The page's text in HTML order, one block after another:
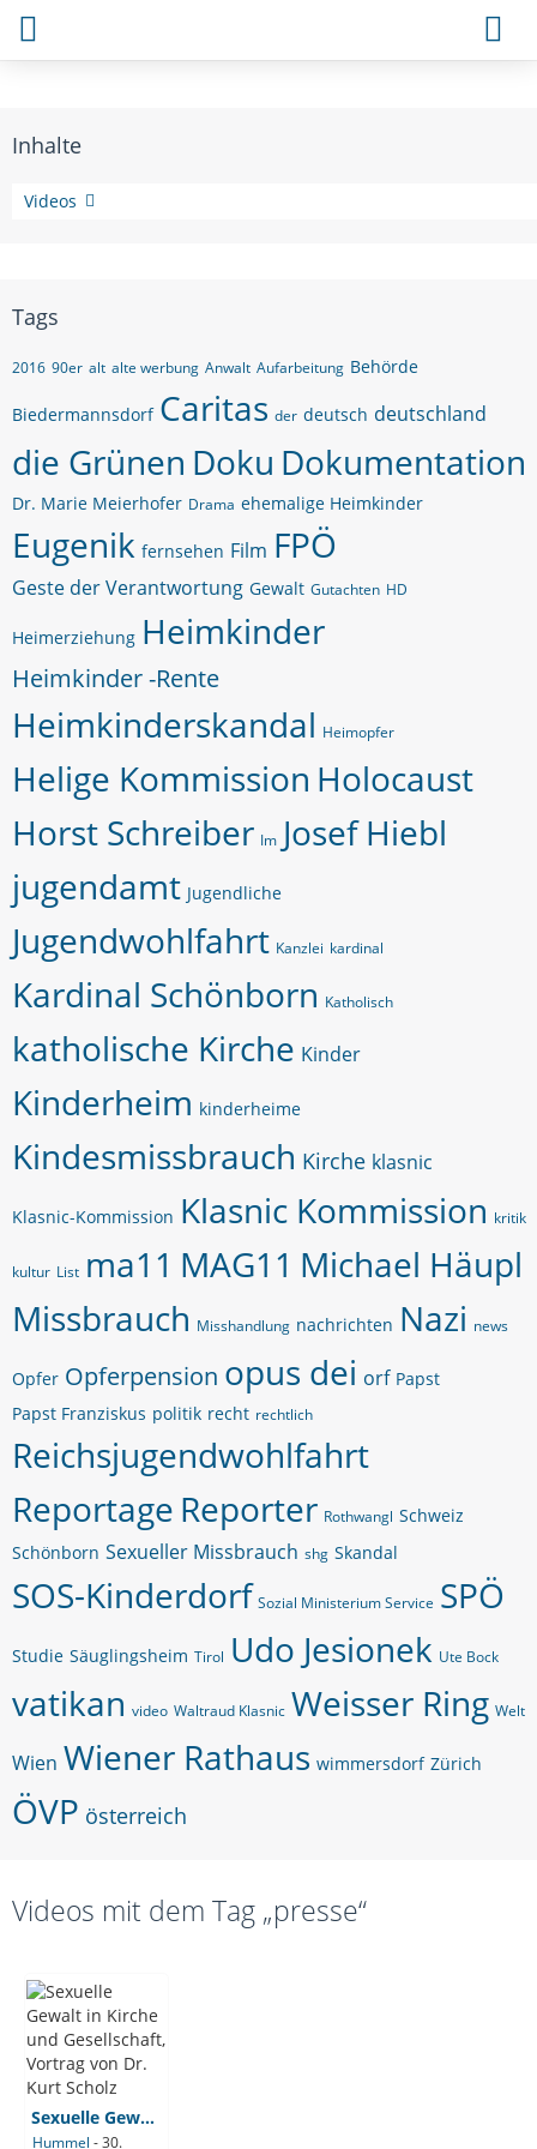
Inhalte
Themen
Videos
Tags
2016 90er alt alte werbung Anwalt Aufarbeitung Behörde
Biedermannsdorf Caritas der deutsch deutschland
die Grünen Doku Dokumentation
Dr. Marie Meierhofer Drama ehemalige Heimkinder
Eugenik fernsehen Film FPÖ
Geste der Verantwortung Gewalt Gutachten HD
Heimerziehung Heimkinder
Heimkinder -Rente
Heimkinderskandal Heimopfer
Helige Kommission Holocaust
Horst Schreiber Im Josef Hiebl
jugendamt Jugendliche
Jugendwohlfahrt Kanzlei kardinal
Kardinal Schönborn Katholisch
katholische Kirche Kinder
Kinderheim kinderheime
Kindesmissbrauch Kirche klasnic
Klasnic-Kommission Klasnic Kommission kritik
kultur List ma11 MAG11 Michael Häupl
Missbrauch Misshandlung nachrichten Nazi news
Opfer Opferpension opus dei orf Papst
Papst Franziskus politik recht rechtlich
Reichsjugendwohlfahrt
Reportage Reporter Rothwangl Schweiz
Schönborn Sexueller Missbrauch shg Skandal
SOS-Kinderdorf Sozial Ministerium Service SPÖ
Studie Säuglingsheim Tirol Udo Jesionek Ute Bock
vatikan video Waltraud Klasnic Weisser Ring Welt
Wien Wiener Rathaus wimmersdorf Zürich
ÖVP österreich
Videos mit dem Tag „presse“
Sexuelle Gewalt in Kirche und Gesellschaft, Vortrag von Dr. Kurt Scholz
Hummel -30.